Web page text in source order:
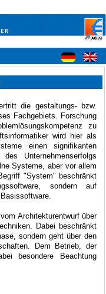
die gestaltungs- bzw.
Fachgebiets. Forschung
zu
wird hier als
einen signifikanten
Unternehmenserfolgs
Systeme, aber vor allem
"System" beschränkt
sondern auf
Architekturentwurf über
Dabei beschränkt
sondern geht über den
Dem Betrieb, der
besondere Beachtung